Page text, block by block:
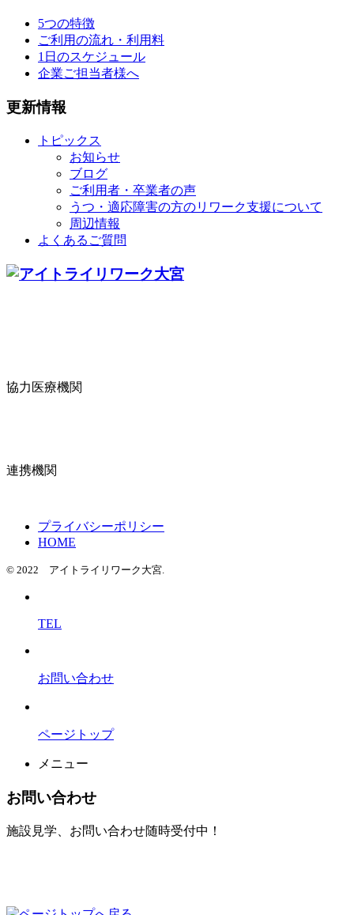
5つの特徴
ご利用の流れ・利用料
1日のスケジュール
企業ご担当者様へ
更新情報
トピックス
お知らせ
ブログ
ご利用者・卒業者の声
うつ・適応障害の方のリワーク支援について
周辺情報
よくあるご質問
協力医療機関
連携機関
プライバシーポリシー
HOME
© 2022 アイトライリワーク大宮.
TEL
お問い合わせ
ページトップ
メニュー
お問い合わせ
施設見学、お問い合わせ随時受付中！